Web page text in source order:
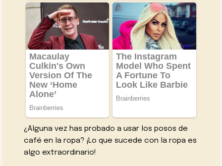
¿Alguna vez has probado a usar los posos de
café en la ropa? ¡Lo que sucede con la ropa es
algo extraordinario!